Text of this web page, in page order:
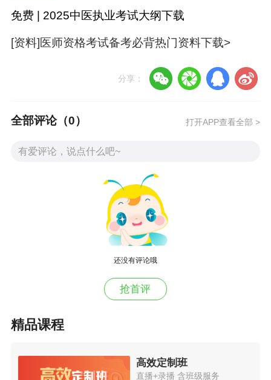
考试延考地区汇总！
【应试指南】2022年执业/助理医师延考、二试地
【考生关注】2022医师资格综合笔试延考地区考
【专业解读】从2022年中医执业医师考试题型看
中医执业医师考试成绩多少分才能及
格2022年？”全部内容，由医学教育网小编整理，
更多信息请随时关注医学教育网！
免费 | 2025中医执业考试大纲下载
[资料]医师资格考试备考必背热门资料下载>
分享：
全部评论（0） 打开APP查看全部 >
还没有评论哦
抢首评
精品课程
高效定制班
直播+录播 含班级服务